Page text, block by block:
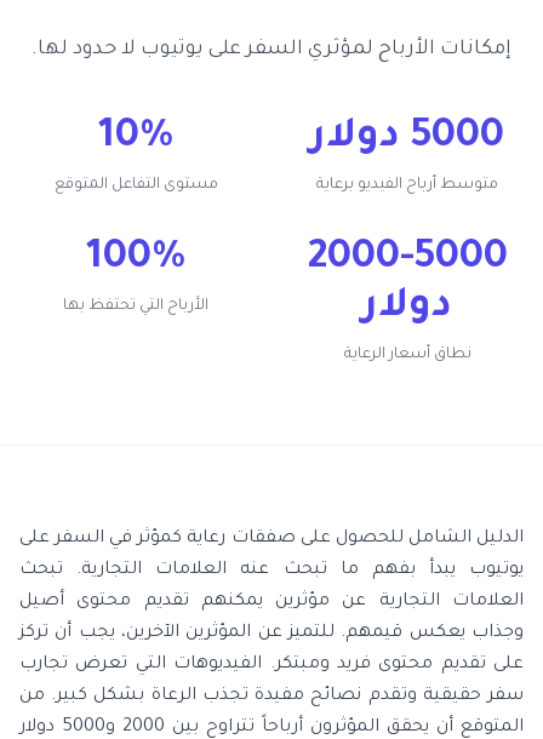
إمكانات الأرباح لمؤثري السفر على يوتيوب لا حدود لها.
5000 دولار
متوسط أرباح الفيديو برعاية
10%
مستوى التفاعل المتوقع
2000-5000
دولار
نطاق أسعار الرعاية
100%
الأرباح التي تحتفظ بها
الدليل الشامل للحصول على صفقات رعاية كمؤثر في السفر على
يوتيوب يبدأ بفهم ما تبحث عنه العلامات التجارية. تبحث
العلامات التجارية عن مؤثرين يمكنهم تقديم محتوى أصيل
وجذاب يعكس قيمهم. للتميز عن المؤثرين الآخرين، يجب أن تركز
على تقديم محتوى فريد ومبتكر. الفيديوهات التي تعرض تجارب
سفر حقيقية وتقدم نصائح مفيدة تجذب الرعاة بشكل كبير. من
المتوقع أن يحقق المؤثرون أرباحاً تتراوح بين 2000 و5000 دولار